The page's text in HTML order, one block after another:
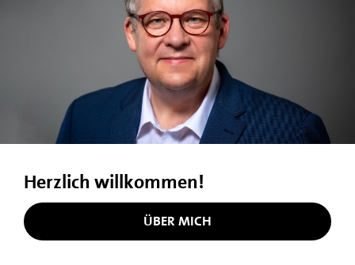
Herzlich willkommen!
ÜBER MICH